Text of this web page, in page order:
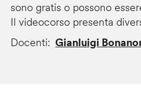
sono gratis o possono
Il videocorso presenta
Docenti
Gianluigi